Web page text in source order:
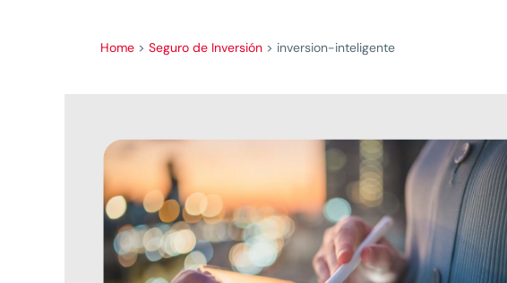
Home > Seguro de Inversión > inversion-inteligente